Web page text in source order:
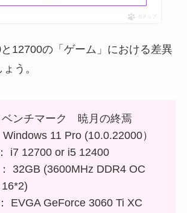
ポチップ
12700の「ゲーム」における差異
う。
ベンチマーク 暁月の終焉
11 Pro (10.0.22000）
i7 12700 or i5 12400
32GB (3600MHz DDR4 OC
EVGA GeForce 3060 Ti XC